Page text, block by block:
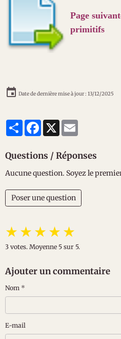
Page
primitifs
Date de dernière mise à jour : 13/12/2025
PartagerFacebook
X
Questions / Réponses
Aucune question. Soyez le
Poser une question
★★★★★
3 votes. Moyenne 5 sur 5.
Ajouter un commentaire
Nom
E-mail